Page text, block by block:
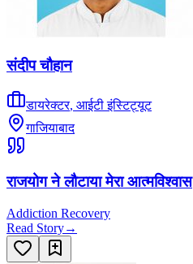
संदीप चौहान
डायरेक्टर, आईटी इंस्टिट्यूट
गाजियाबाद
राजयोग ने लौटाया मेरा आत्मविश्वास
Addiction Recovery
Read Story→